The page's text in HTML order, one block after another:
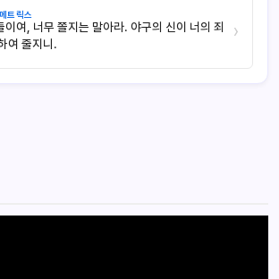
트릭스
이여, 너무 쫄지는 말아라. 야구의 신이 너의 죄
여 줄지니.
›